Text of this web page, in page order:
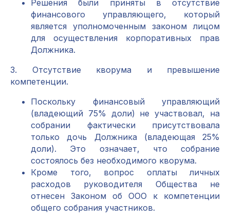
Решения были приняты в отсутствие
финансового управляющего, который
является уполномоченным законом лицом
для осуществления корпоративных прав
Должника.
3. Отсутствие кворума и превышение
компетенции.
Поскольку финансовый управляющий
(владеющий 75% доли) не участвовал, на
собрании фактически присутствовала
только дочь Должника (владеющая 25%
доли). Это означает, что собрание
состоялось без необходимого кворума.
Кроме того, вопрос оплаты личных
расходов руководителя Общества не
отнесен Законом об ООО к компетенции
общего собрания участников.